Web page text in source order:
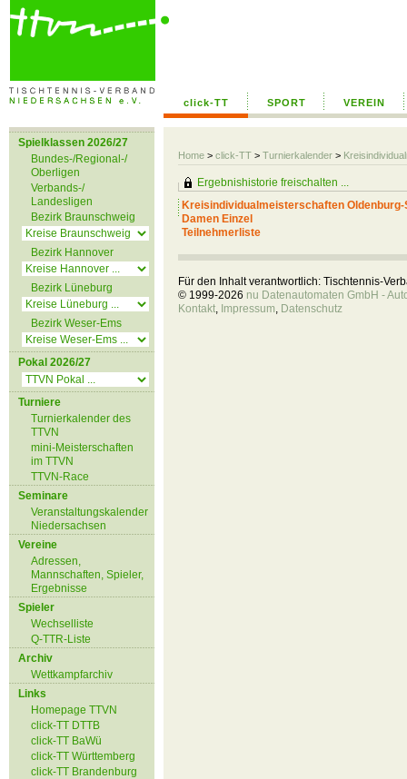
click-TT SPORT VEREIN
Home > click-TT > Turnierkalender >
Spielklassen 2026/27
Bundes-/Regional-/
Oberligen
Verbands-/
Landesligen
Bezirk Braunschweig
Bezirk Hannover
Bezirk Lüneburg
Bezirk Weser-Ems
Pokal 2026/27
Turniere
Turnierkalender des
TTVN
mini-Meisterschaften
im TTVN
TTVN-Race
Seminare
Veranstaltungskalender
Niedersachsen
Vereine
Adressen,
Mannschaften, Spieler,
Ergebnisse
Spieler
Wechselliste
Q-TTR-Liste
Archiv
Wettkampfarchiv
Links
Homepage TTVN
click-TT DTTB
click-TT BaWü
click-TT Württemberg
click-TT Brandenburg
Ergebnishistorie freischalten ...
Kreisindividualmeisterschaften Oldenburg-
Damen Einzel
Teilnehmerliste
Für den Inhalt verantwortlich: Tischtennis-
© 1999-2026 nu Datenautomaten GmbH -
Kontakt, Impressum, Datenschutz